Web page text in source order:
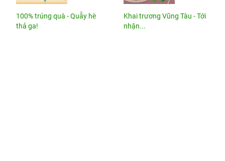
100% trúng quà - Quẫy hè
thả ga!
Khai trương Vũng Tàu - Tới
nhận...